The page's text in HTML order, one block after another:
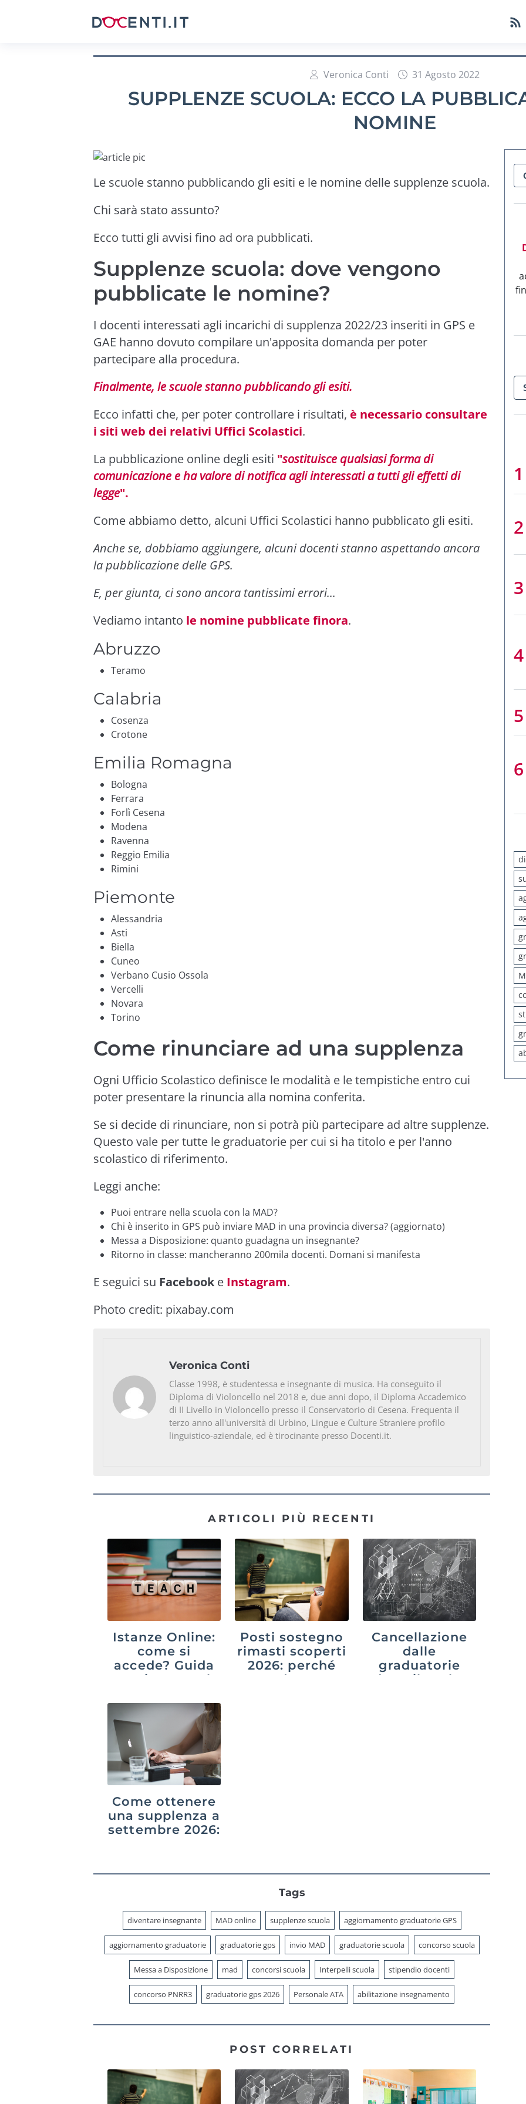
Veronica Conti 31 Agosto 2022
SUPPLENZE SCUOLA: ECCO LA
NOMINE
Le scuole stanno pubblicando gli esiti e le nomine delle supplenze scuola.
Chi sarà stato assunto?
Ecco tutti gli avvisi fino ad ora pubblicati.
Supplenze scuola: dove vengono
pubblicate le nomine?
I docenti interessati agli incarichi di supplenza 2022/23 inseriti in GPS e
GAE hanno dovuto compilare un'apposita domanda per poter
partecipare alla procedura.
Finalmente, le scuole stanno pubblicando gli esiti.
Ecco infatti che, per poter controllare i risultati, è necessario consultare
i siti web dei relativi Uffici Scolastici.
La pubblicazione online degli esiti "sostituisce qualsiasi forma di
comunicazione e ha valore di notifica agli interessati a tutti gli effetti di
legge".
Come abbiamo detto, alcuni Uffici Scolastici hanno pubblicato gli esiti.
Anche se, dobbiamo aggiungere, alcuni docenti stanno aspettando ancora
la pubblicazione delle GPS.
E, per giunta, ci sono ancora tantissimi errori...
Vediamo intanto le nomine pubblicate finora.
Abruzzo
Teramo
Calabria
Cosenza
Crotone
Emilia Romagna
Bologna
Ferrara
Forlì Cesena
Modena
Ravenna
Reggio Emilia
Rimini
Piemonte
Alessandria
Asti
Biella
Cuneo
Verbano Cusio Ossola
Vercelli
Novara
Torino
Come rinunciare ad una supplenza
Ogni Ufficio Scolastico definisce le modalità e le tempistiche entro cui
poter presentare la rinuncia alla nomina conferita.
Se si decide di rinunciare, non si potrà più partecipare ad altre supplenze.
Questo vale per tutte le graduatorie per cui si ha titolo e per l'anno
scolastico di riferimento.
Leggi anche:
Puoi entrare nella scuola con la MAD?
Chi è inserito in GPS può inviare MAD in una provincia diversa? (aggiornato)
Messa a Disposizione: quanto guadagna un insegnante?
Ritorno in classe: mancheranno 200mila docenti. Domani si manifesta
E seguici su Facebook e Instagram.
Photo credit: pixabay.com
Veronica Conti
Classe 1998, è studentessa e insegnante di musica. Ha conseguito il
Diploma di Violoncello nel 2018 e, due anni dopo, il Diploma Accademico
di II Livello in Violoncello presso il Conservatorio di Cesena. Frequenta il
terzo anno all'università di Urbino, Lingue e Culture Straniere profilo
linguistico-aziendale, ed è tirocinante presso Docenti.it.
ARTICOLI PIÙ RECENTI
Istanze Online:
come si
accede? Guida
aggiornata al
Posti sostegno
rimasti scoperti
2026: perché
succede e cosa
Cancellazione
dalle
graduatorie
dopo il ruolo:
Come ottenere
una supplenza a
settembre 2026:
istituto e
Tags
diventare insegnante MAD online supplenze scuola aggiornamento graduatorie GPS
aggiornamento graduatorie graduatorie gps invio MAD graduatorie scuola concorso scuola
Messa a Disposizione mad concorsi scuola Interpelli scuola stipendio docenti
concorso PNRR3 graduatorie gps 2026 Personale ATA abilitazione insegnamento
POST CORRELATI